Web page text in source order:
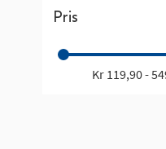
Pris
Kr 119,90 -